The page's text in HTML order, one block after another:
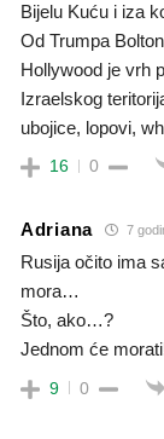
Bijelu Kuću i iza
Od Trumpa
Hollywood je vrh
Izraelskog
ubojice, lopovi,
16 0
Adriana 7
Rusija očito ima
mora…
Što, ako…?
Jednom će
9 0